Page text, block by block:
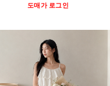
도매가 로그인